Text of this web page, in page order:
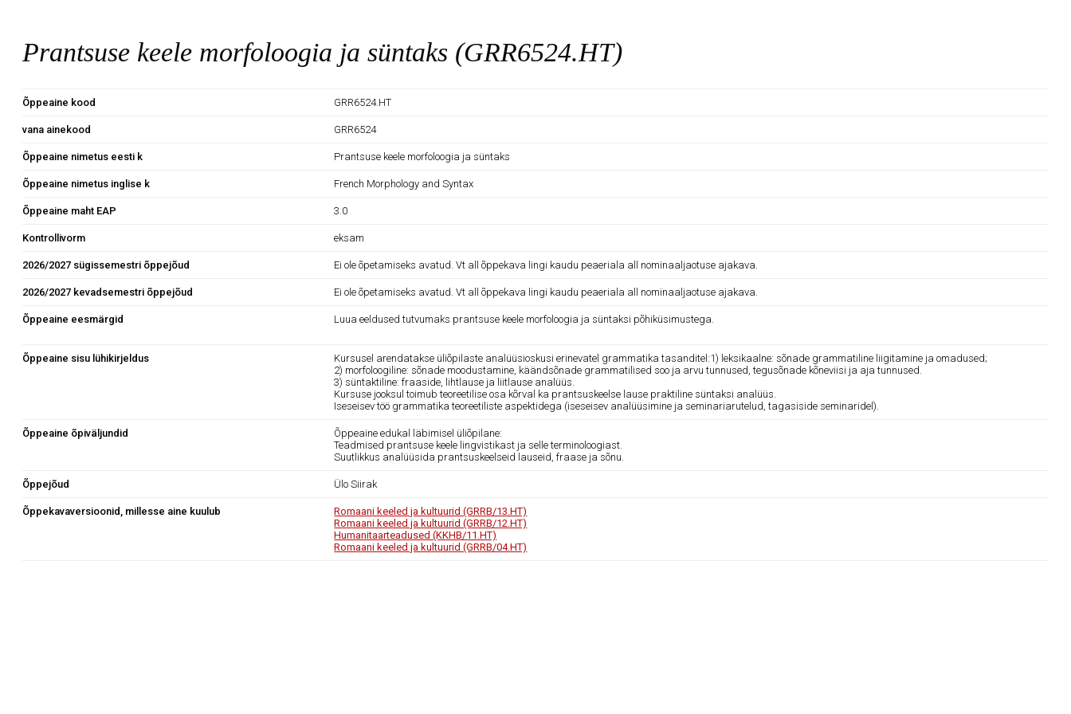
Prantsuse keele morfoloogia ja süntaks (GRR6524.HT)
Õppeaine kood GRR6524.HT
vana ainekood GRR6524
Õppeaine nimetus eesti k Prantsuse keele morfoloogia ja süntaks
Õppeaine nimetus inglise k French Morphology and Syntax
Õppeaine maht EAP 3.0
Kontrollivorm eksam
2026/2027 sügissemestri õppejõud Ei ole õpetamiseks avatud. Vt all õppekava lingi kaudu peaeriala all nominaaljaotuse ajakava.
2026/2027 kevadsemestri õppejõud Ei ole õpetamiseks avatud. Vt all õppekava lingi kaudu peaeriala all nominaaljaotuse ajakava.
Õppeaine eesmärgid Luua eeldused tutvumaks prantsuse keele morfoloogia ja süntaksi põhiküsimustega.
Õppeaine sisu lühikirjeldus
Kursusel arendatakse üliõpilaste analüüsioskusi erinevatel grammatika tasanditel:1) leksikaalne: sõnade grammatiline liigitamine ja omadused;
2) morfoloogiline: sõnade moodustamine, käändsõnade grammatilised soo ja arvu tunnused, tegusõnade kõneviisi ja aja tunnused.
3) süntaktiline: fraaside, lihtlause ja liitlause analüüs.
Kursuse jooksul toimub teoreetilise osa kõrval ka prantsuskeelse lause praktiline süntaksi analüüs.
Iseseisev töö grammatika teoreetiliste aspektidega (iseseisev analüüsimine ja seminariarutelud, tagasiside seminaridel).
Õppeaine õpiväljundid
Õppeaine edukal läbimisel üliõpilane:
Teadmised prantsuse keele lingvistikast ja selle terminoloogiast.
Suutlikkus analüüsida prantsuskeelseid lauseid, fraase ja sõnu.
Õppejõud Ülo Siirak
Õppekavaversioonid, millesse aine kuulub
Romaani keeled ja kultuurid (GRRB/13.HT)
Romaani keeled ja kultuurid (GRRB/12.HT)
Humanitaarteadused (KKHB/11.HT)
Romaani keeled ja kultuurid (GRRB/04.HT)